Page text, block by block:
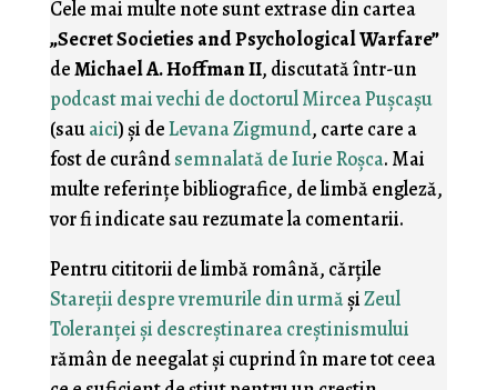
Cele mai multe note sunt extrase din cartea
„Secret Societies and Psychological Warfare”
deMichael A. Hoffman II, discutată într-un
podcast mai vechi de doctorul Mircea Puşcaşu
(sauaici) şi deLevana Zigmund, carte care a
fost de curândsemnalată de Iurie Roşca. Mai
multe referinţe bibliografice, de limbă engleză,
vor fi indicate sau rezumate la comentarii.
Pentru cititorii de limbă română, cărţile
Stareţii despre vremurile din urmăşiZeul
Toleranţei şi descreştinarea creştinismului
rămân de neegalat şi cuprind în mare tot ceea